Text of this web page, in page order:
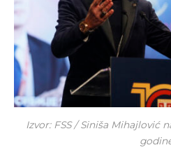
Izvor: FSS / Siniša Mihajlović